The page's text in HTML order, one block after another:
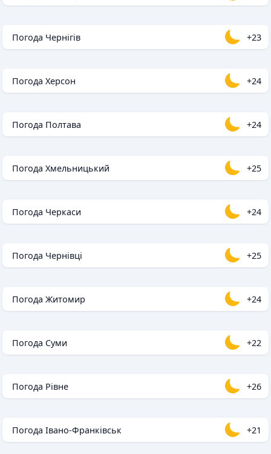
Погода Чернігів +23
Погода Херсон +24
Погода Полтава +24
Погода Хмельницький +25
Погода Черкаси +24
Погода Чернівці +25
Погода Житомир +24
Погода Суми +22
Погода Рівне +26
Погода Івано-Франківськ +21